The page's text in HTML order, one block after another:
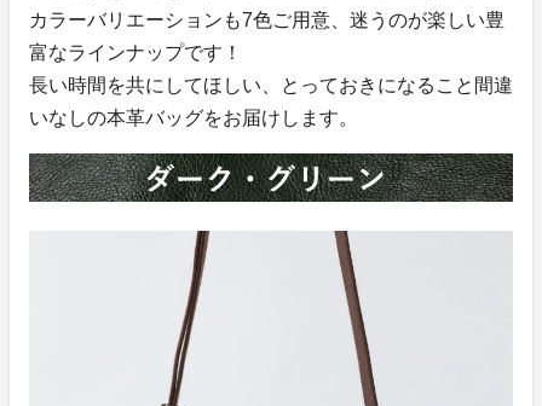
カラーバリエーションも7色ご用意、迷うのが楽しい豊
富なラインナップです！
長い時間を共にしてほしい、とっておきになること間違
いなしの本革バッグをお届けします。